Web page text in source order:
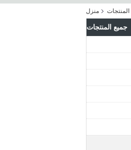
منزل المنتجات
جميع المنتجات